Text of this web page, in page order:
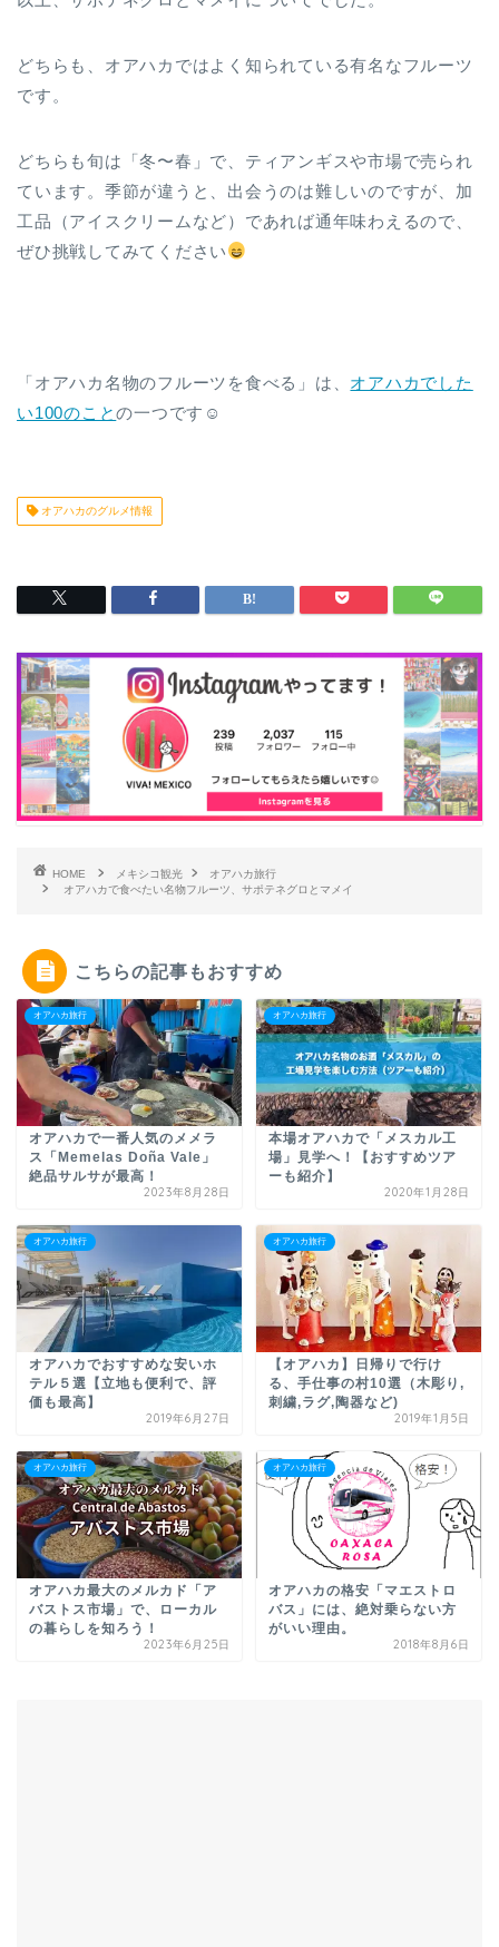
どちらも、オアハカではよく知られている有名なフルーツ
です。
どちらも旬は「冬〜春」で、ティアンギスや市場で売られ
ています。季節が違うと、出会うのは難しいのですが、加
工品（アイスクリームなど）であれば通年味わえるので、
ぜひ挑戦してみてください
「オアハカ名物のフルーツを食べる」は、 オアハカでした
い100のことの一つです☺︎
オアハカのグルメ情報
HOME メキシコ観光
オアハカ旅行
オアハカで食べたい名物フルーツ、サポテネグロとマメイ
こちらの記事もおすすめ
オアハカ旅行
オアハカで一番人気のメメラ
ス「Memelas Doña Vale」
絶品サルサが最高！
2023年8月28日
オアハカ旅行
本場オアハカで「メスカル工
場」見学へ！【おすすめツア
ーも紹介】
2020年1月28日
オアハカ旅行
オアハカでおすすめな安いホ
テル５選【立地も便利で、評
価も最高】
2019年6月27日
オアハカ旅行
【オアハカ】日帰りで行け
る、手仕事の村10選（木彫り,
刺繍,ラグ,陶器など)
2019年1月5日
オアハカ旅行
オアハカ最大のメルカド「ア
バストス市場」で、ローカル
の暮らしを知ろう！
2023年6月25日
オアハカ旅行
オアハカの格安「マエストロ
バス」には、絶対乗らない方
がいい理由。
2018年8月6日